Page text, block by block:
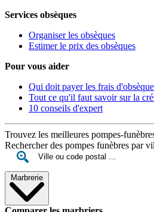
Services obsèques
Organiser les obsèques
Estimer le prix des obsèques
Pour vous aider
Qui doit payer les frais
Tout ce qu'il faut savoir sur la
10 conseils d'expert
Trouvez les meilleures pompes-
Rechercher des pompes funèbres par
Marbrerie